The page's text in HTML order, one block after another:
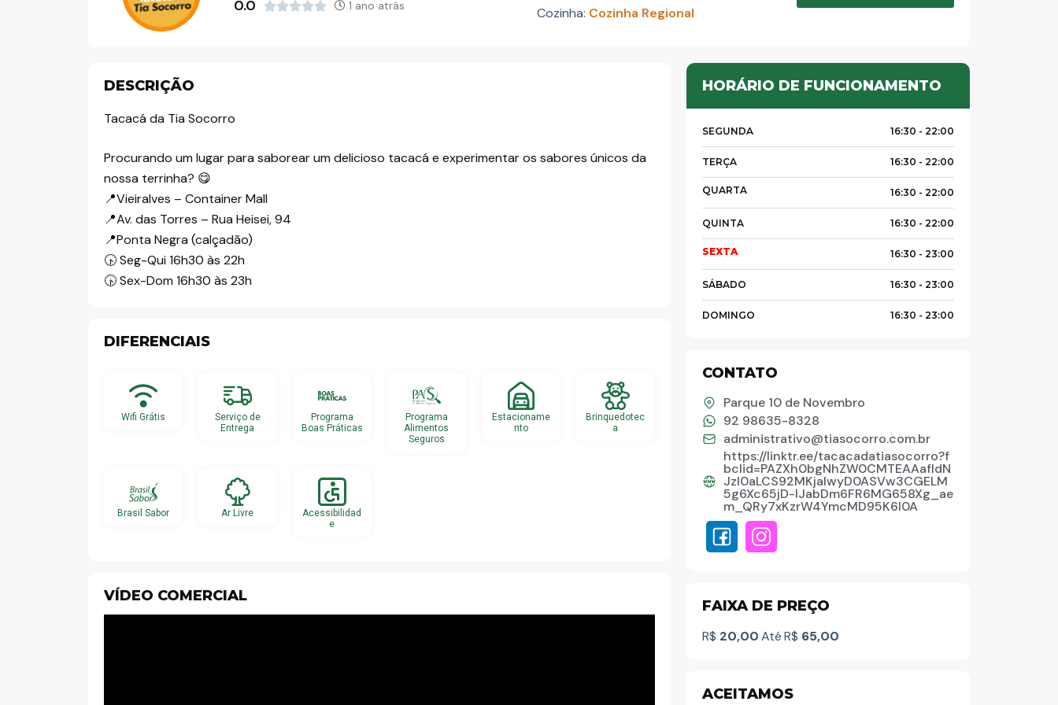
0.0  1 ano atrás
Cozinha: Cozinha Regional
DESCRIÇÃO
Tacacá da Tia Socorro
Procurando um lugar para saborear um delicioso tacacá e experimentar os sabores únicos da
nossa terrinha? 😋
📍Vieiralves – Container Mall
📍Av. das Torres – Rua Heisei, 94
📍Ponta Negra (calçadão)
🕟 Seg-Qui 16h30 às 22h
🕟 Sex-Dom 16h30 às 23h
DIFERENCIAIS
Wifi Grátis
Serviço de
Entrega
Programa
Boas Práticas
Programa
Alimentos
Seguros
Estacioname
nto
Brinquedotec
a
Brasil Sabor Ar Livre
Acessibilidad
e
VÍDEO COMERCIAL
HORÁRIO DE FUNCIONAMENTO
SEGUNDA 16:30 - 22:00
TERÇA 16:30 - 22:00
QUARTA 16:30 - 22:00
QUINTA 16:30 - 22:00
SEXTA 16:30 - 23:00
SÁBADO 16:30 - 23:00
DOMINGO 16:30 - 23:00
CONTATO
Parque 10 de Novembro
92 98635-8328
administrativo@tiasocorro.com.br
https://linktr.ee/tacacadatiasocorro?f
bclid=PAZXh0bgNhZW0CMTEAAafldN
JzI0aLCS92MKjaIwyD0ASVw3CGELM
5g6Xc65jD-lJabDm6FR6MG658Xg_ae
m_QRy7xKzrW4YmcMD95K6l0A
FAIXA DE PREÇO
R$ 20,00AtéR$ 65,00
ACEITAMOS